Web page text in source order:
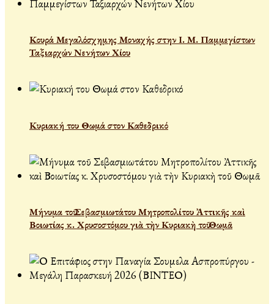
Κουρά Μεγαλόσχημης Μοναχής στην Ι. Μ. Παμμεγίστων
Ταξιαρχών Νενήτων Χίου
Κυριακή του Θωμά στον Καθεδρικό
Μήνυμα τοῦ Σεβασμιωτάτου Μητροπολίτου Ἀττικῆς καὶ
Βοιωτίας κ. Χρυσοστόμου γιὰ τὴν Κυριακὴ τοῦ Θωμᾶ